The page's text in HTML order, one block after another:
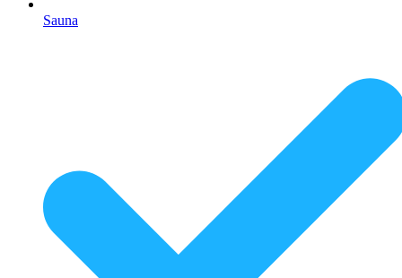
Sauna